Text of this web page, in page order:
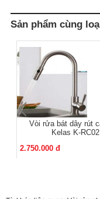
Sản phẩm cùng
Vòi rửa bát dây rút
Kelas K-RC02
2.750.000 đ